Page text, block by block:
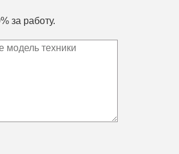
за работу.